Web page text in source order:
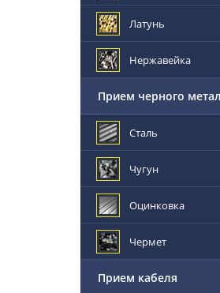
Латунь
Нержавейка
Прием черного
Сталь
Чугун
Оцинковка
Чермет
Прием кабеля